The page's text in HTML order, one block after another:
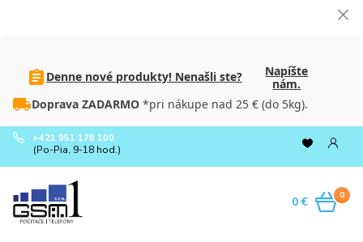
Denne nové produkty! Nenašli ste?
Napíšte
nám.
Doprava ZADARMO *pri nákupe nad 25 € (do 5kg).
+421 951 176 100
(Po-Pia, 9-18 hod.)
0
0 €